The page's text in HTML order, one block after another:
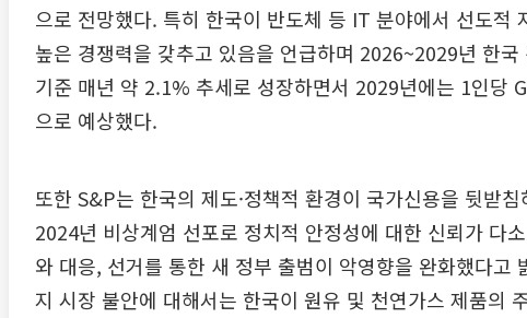
으로 전망했다. 특히 한국이 반도체 등 IT 분야에서 선도적
높은 경쟁력을 갖추고 있음을 언급하며 2026~2029년 한
기준 매년 약 2.1% 추세로 성장하면서 2029년에는 1인당
으로 예상했다.
또한 S&P는 한국의 제도·정책적 환경이 국가신용을 뒷받
2024년 비상계엄 선포로 정치적 안정성에 대한 신뢰가 다
와 대응, 선거를 통한 새 정부 출범이 악영향을 완화했다고
지 시장 불안에 대해서는 한국이 원유 및 천연가스 제품의